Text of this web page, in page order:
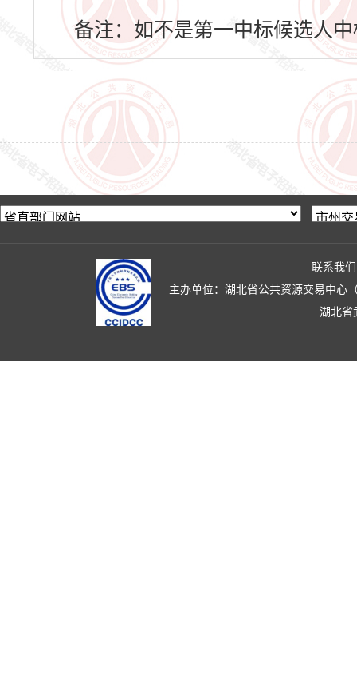
备注：如不是第一中标候选人中
联系我们
主办单位：湖北省公共资源交易中心
湖北省